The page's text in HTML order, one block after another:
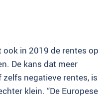
in 2019 de rentes op
De kans dat meer
negatieve rentes, is
klein. “De Europese